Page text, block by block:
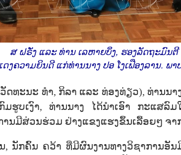
ສ ຝຣັ່ງ ແລະ ທ່ານ ເລຫາຍບິ່ງ, ຮອງລັດຖະມົນ
ຄວາມຍິນດີ ແກ່ທ່ານນາງ ປອ ໂງເຟືອງລານ. ພາ
ທະນະ ທຳ, ກິລາ ແລະ ທ່ອງທ່ຽວ), ທ່ານນ
ຮູບເງົາ, ທ່ານນາງ ໄດ້ນຳເອົາ ກະແສ
ນມີສ່ວນຮ່ວມ ຢ່າງແຂງແຮງຂຶ້ນເລື້ອຍໆ ຈາ
, ນັກຄົ້ນ ຄວ້າ ທີ່ມີຜົນງານທາງວິຊາການອັ